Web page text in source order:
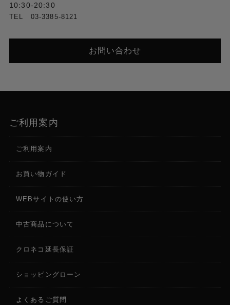
10:30-20:30
TEL 03-3385-8121
お問い合わせ
ご利用案内
ご利用案内
お買い物ガイド
WEBサイトの使い方
中古商品について
クロネコ延長保証
ショッピングローン
よくあるご質問